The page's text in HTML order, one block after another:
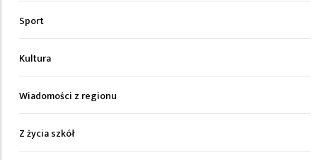
Sport
Kultura
Wiadomości z regionu
Z życia szkół